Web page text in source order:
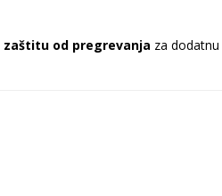
zaštitu od pregrevanja za